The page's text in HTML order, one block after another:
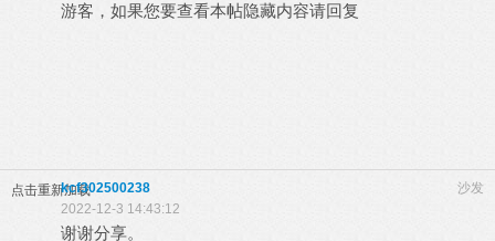
游客，如果您要查看本帖隐藏内容请回复
点击重新加载 沙发
kcf302500238
2022-12-3 14:43:12
谢谢分享。